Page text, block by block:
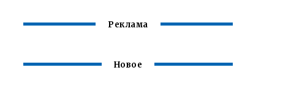
Реклама
Новое